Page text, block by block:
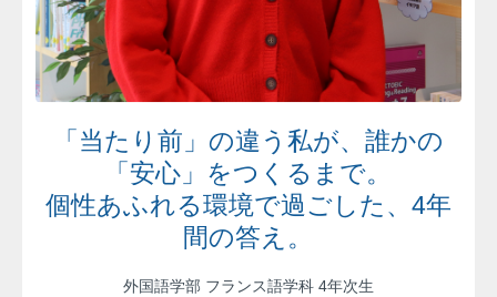
「当たり前」の違う私が、誰かの
「安心」をつくるまで。
個性あふれる環境で過ごした、4年
間の答え。
外国語学部 フランス語学科 4年次生